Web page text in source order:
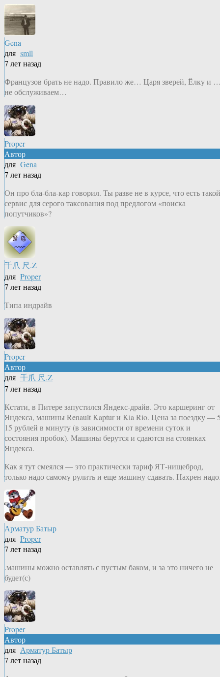
Gena
для smll
7 лет назад
Французов брать не надо. Правило же… Царя зверей, Ёлку и
не обслуживаем…
Proper
Автор
для Gena
7 лет назад
Он про бла-бла-кар говорил. Ты разве не в курсе, что есть такой
сервис для серого таксования под предлогом «поиска
попутчиков»?
千爪 尺.Z
для Proper
7 лет назад
Типа индрайв
Proper
Автор
для 千爪 尺.Z
7 лет назад
Кстати, в Питере запустился Яндекс-драйв. Это каршеринг от
Яндекса, машины Renault Kaptur и Kia Rio. Цена за поездку —
15 рублей в минуту (в зависимости от времени суток и
состояния пробок). Машины берутся и сдаются на стоянках
Яндекса.
Как я тут смеялся — это практически тариф ЯТ-нищеброд,
только надо самому рулить и еще машину сдавать. Нахрен
Арматур Батыр
для Proper
7 лет назад
.машины можно оставлять с пустым баком, и за это ничего не
будет(с)
Proper
Автор
для Арматур Батыр
7 лет назад